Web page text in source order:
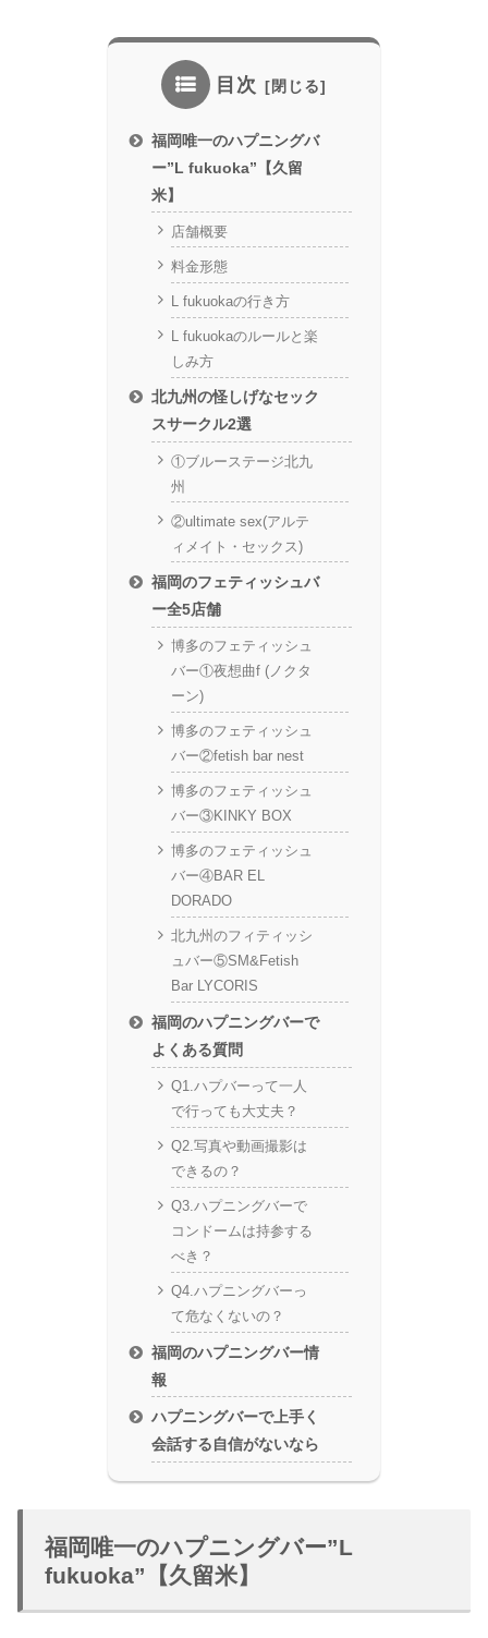
目次
福岡唯一のハプニングバ
ー”L fukuoka”【久留
米】
店舗概要
料金形態
L fukuokaの行き方
L fukuokaのルールと楽
しみ方
北九州の怪しげなセック
スサークル2選
①ブルーステージ北九
州
②ultimate sex(アルテ
ィメイト・セックス)
福岡のフェティッシュバ
ー全5店舗
博多のフェティッシュ
バー①夜想曲f (ノクタ
ーン)
博多のフェティッシュ
バー②fetish bar nest
博多のフェティッシュ
バー③KINKY BOX
博多のフェティッシュ
バー④BAR EL
DORADO
北九州のフィティッシ
ュバー⑤SM&Fetish
Bar LYCORIS
福岡のハプニングバーで
よくある質問
Q1.ハプバーって一人
で行っても大丈夫？
Q2.写真や動画撮影は
できるの？
Q3.ハプニングバーで
コンドームは持参する
べき？
Q4.ハプニングバーっ
て危なくないの？
福岡のハプニングバー情
報
ハプニングバーで上手く
会話する自信がないなら
福岡唯一のハプニングバー”L
fukuoka”【久留米】